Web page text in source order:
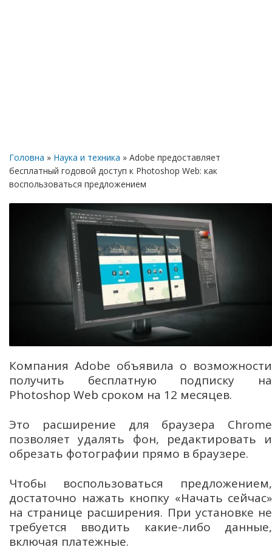
Головна » Наука и техника » Adobe предоставляет
бесплатный годовой доступ к Photoshop Web: как
воспользоваться предложением
Компания Adobe объявила о возможности
получить бесплатную подписку на
Photoshop Web сроком на 12 месяцев.
Это расширение для браузера Chrome
позволяет удалять фон, редактировать и
обрезать фотографии прямо в браузере.
Чтобы воспользоваться предложением,
достаточно нажать кнопку «Начать сейчас»
на странице расширения. При установке не
требуется вводить какие-либо данные,
включая платежные.